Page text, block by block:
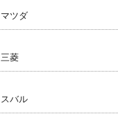
マツダ
三菱
スバル